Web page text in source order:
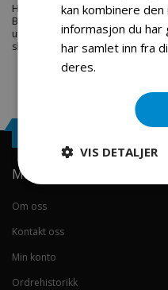
Hos engrosservice.no får du kjøpt
Bestill en
utvalg av produkter innen: Hjem,
skal du være.
Min konto
Om oss
Kontakt oss
Min konto
Ordrehistorikk
kan kombinere den
informasjon du
har samlet inn fra
deres.
VIS DETALJER